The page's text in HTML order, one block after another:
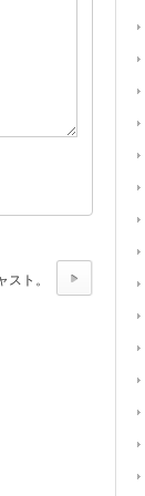
スト。